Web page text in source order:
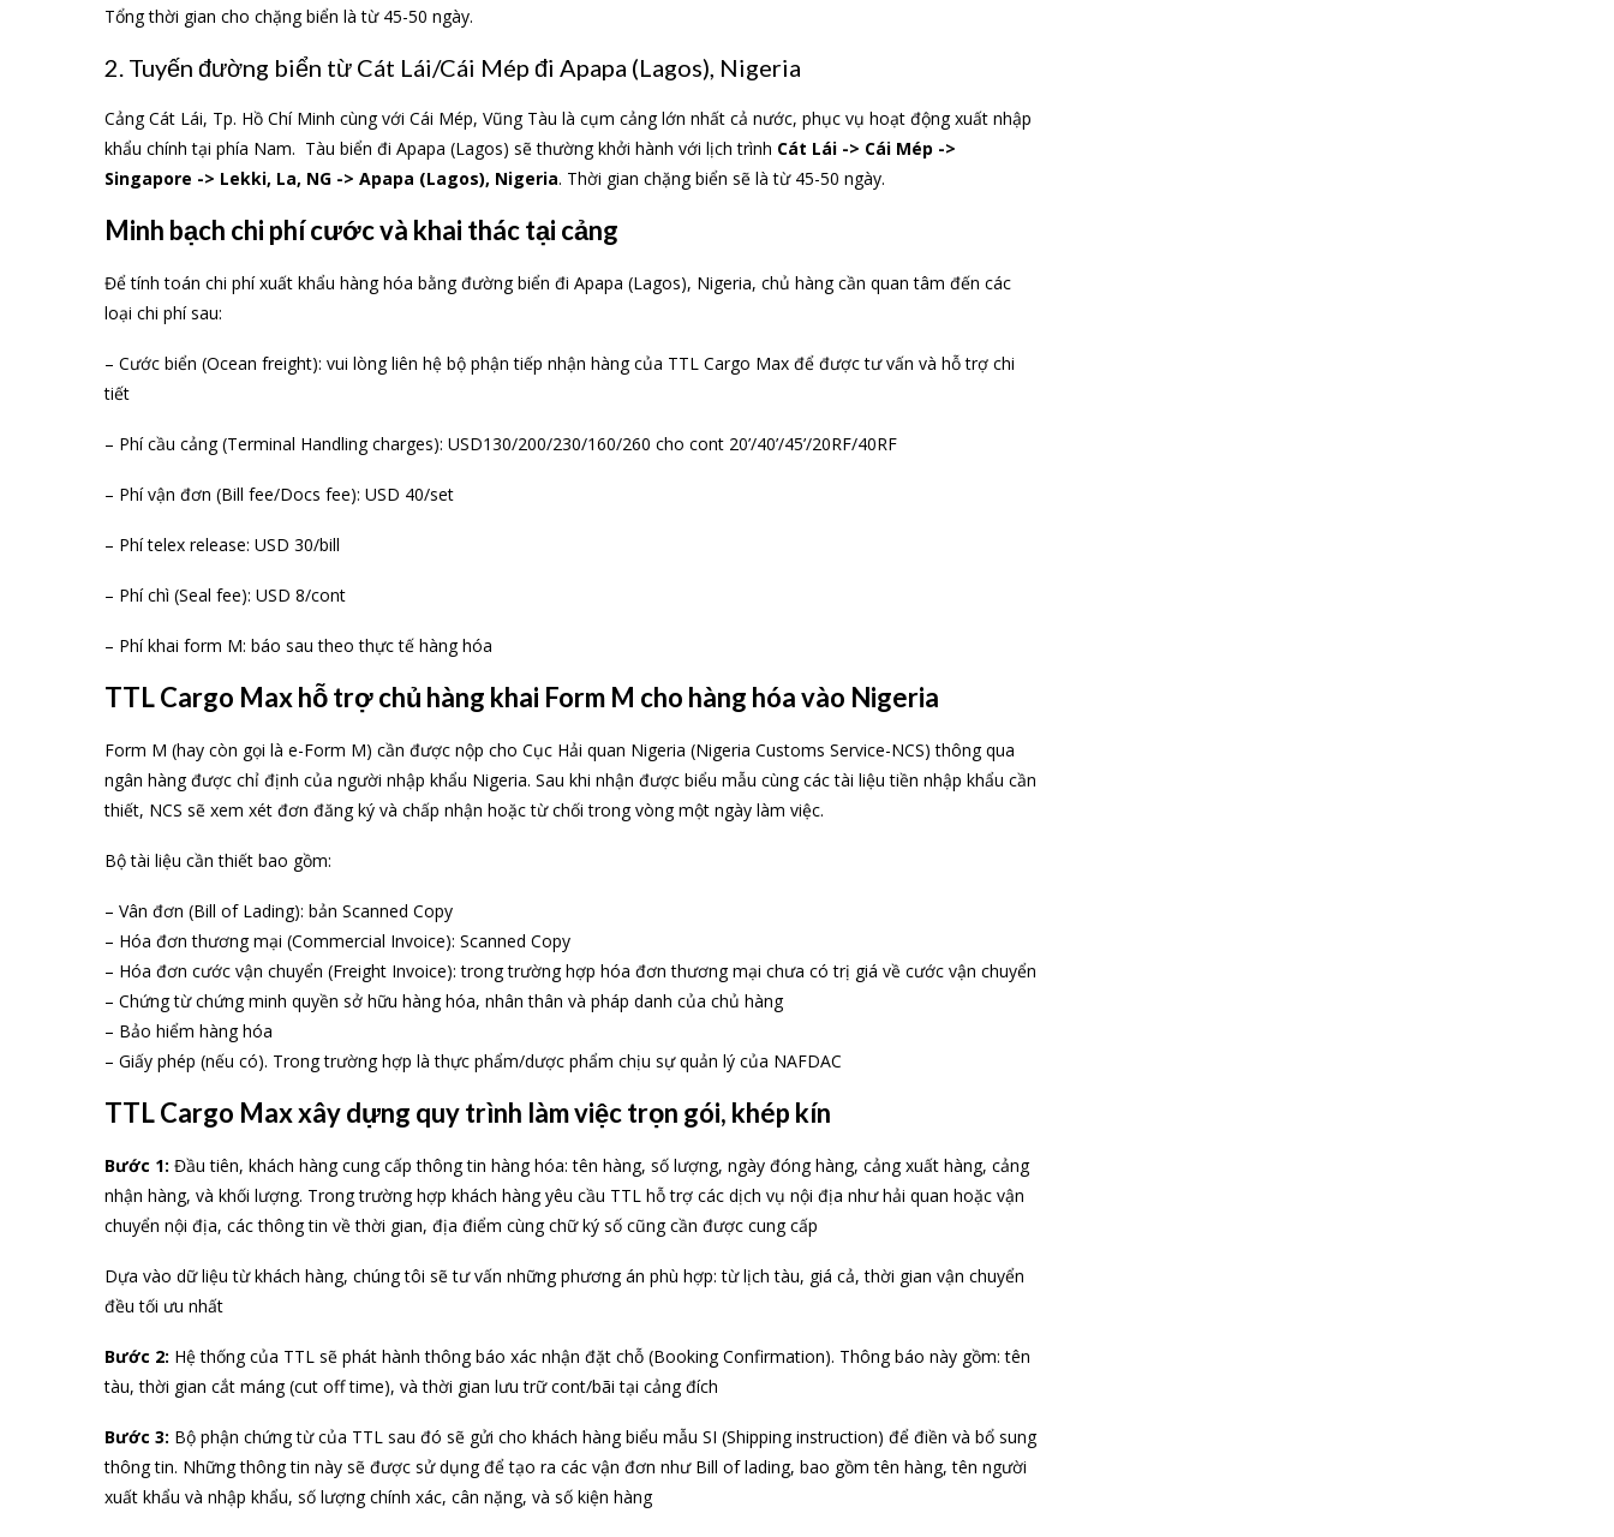
Tổng thời gian cho chặng biển là từ 45-50 ngày.
2. Tuyến đường biển từ Cát Lái/Cái Mép đi Apapa (Lagos), Nigeria
Cảng Cát Lái, Tp. Hồ Chí Minh cùng với Cái Mép, Vũng Tàu là cụm cảng lớn nhất cả nước, phục vụ hoạt động xuất nhập
khẩu chính tại phía Nam. Tàu biển đi Apapa (Lagos) sẽ thường khởi hành với lịch trình Cát Lái -> Cái Mép ->
Singapore -> Lekki, La, NG -> Apapa (Lagos), Nigeria. Thời gian chặng biển sẽ là từ 45-50 ngày.
Minh bạch chi phí cước và khai thác tại cảng
Để tính toán chi phí xuất khẩu hàng hóa bằng đường biển đi Apapa (Lagos), Nigeria, chủ hàng cần quan tâm đến các
loại chi phí sau:
– Cước biển (Ocean freight): vui lòng liên hệ bộ phận tiếp nhận hàng của TTL Cargo Max để được tư vấn và hỗ trợ chi
tiết
– Phí cầu cảng (Terminal Handling charges): USD130/200/230/160/260 cho cont 20’/40’/45’/20RF/40RF
– Phí vận đơn (Bill fee/Docs fee): USD 40/set
– Phí telex release: USD 30/bill
– Phí chì (Seal fee): USD 8/cont
– Phí khai form M: báo sau theo thực tế hàng hóa
TTL Cargo Max hỗ trợ chủ hàng khai Form M cho hàng hóa vào Nigeria
Form M (hay còn gọi là e-Form M) cần được nộp cho Cục Hải quan Nigeria (Nigeria Customs Service-NCS) thông qua
ngân hàng được chỉ định của người nhập khẩu Nigeria. Sau khi nhận được biểu mẫu cùng các tài liệu tiền nhập khẩu cần
thiết, NCS sẽ xem xét đơn đăng ký và chấp nhận hoặc từ chối trong vòng một ngày làm việc.
Bộ tài liệu cần thiết bao gồm:
– Vân đơn (Bill of Lading): bản Scanned Copy
– Hóa đơn thương mại (Commercial Invoice): Scanned Copy
– Hóa đơn cước vận chuyển (Freight Invoice): trong trường hợp hóa đơn thương mại chưa có trị giá về cước vận chuyển
– Chứng từ chứng minh quyền sở hữu hàng hóa, nhân thân và pháp danh của chủ hàng
– Bảo hiểm hàng hóa
– Giấy phép (nếu có). Trong trường hợp là thực phẩm/dược phẩm chịu sự quản lý của NAFDAC
TTL Cargo Max xây dựng quy trình làm việc trọn gói, khép kín
Bước 1: Đầu tiên, khách hàng cung cấp thông tin hàng hóa: tên hàng, số lượng, ngày đóng hàng, cảng xuất hàng, cảng
nhận hàng, và khối lượng. Trong trường hợp khách hàng yêu cầu TTL hỗ trợ các dịch vụ nội địa như hải quan hoặc vận
chuyển nội địa, các thông tin về thời gian, địa điểm cùng chữ ký số cũng cần được cung cấp
Dựa vào dữ liệu từ khách hàng, chúng tôi sẽ tư vấn những phương án phù hợp: từ lịch tàu, giá cả, thời gian vận chuyển
đều tối ưu nhất
Bước 2: Hệ thống của TTL sẽ phát hành thông báo xác nhận đặt chỗ (Booking Confirmation). Thông báo này gồm: tên
tàu, thời gian cắt máng (cut off time), và thời gian lưu trữ cont/bãi tại cảng đích
Bước 3: Bộ phận chứng từ của TTL sau đó sẽ gửi cho khách hàng biểu mẫu SI (Shipping instruction) để điền và bổ sung
thông tin. Những thông tin này sẽ được sử dụng để tạo ra các vận đơn như Bill of lading, bao gồm tên hàng, tên người
xuất khẩu và nhập khẩu, số lượng chính xác, cân nặng, và số kiện hàng